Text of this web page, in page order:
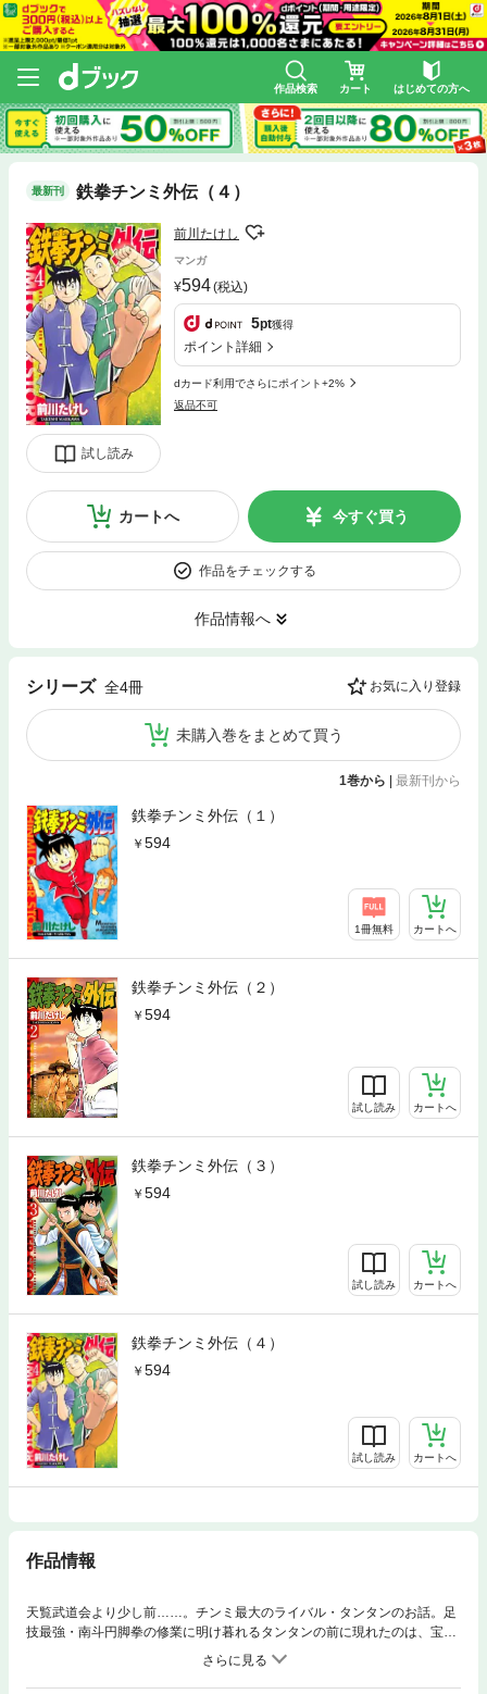
作品検索 カート はじめての方へ
最新刊 鉄拳チンミ外伝（４）
試し読み
前川たけし
マンガ
594(税込)
5pt獲得
ポイント詳細
dカード利用でさらにポイント+2%
返品不可
カートへ 今すぐ買う
作品をチェックする
作品情報へ
シリーズ 全4冊 お気に入り登録
未購入巻をまとめて買う
1巻から 最新刊から
鉄拳チンミ外伝（１）
594
1冊無料 カートへ
鉄拳チンミ外伝（２）
594
試し読み カートへ
鉄拳チンミ外伝（３）
594
試し読み カートへ
鉄拳チンミ外伝（４）
594
試し読み カートへ
作品情報
天覧武道会より少し前……。チンミ最大のライバル・タンタンのお話。足
技最強・南斗円脚拳の修業に明け暮れるタンタンの前に現れたのは、宝石
泥棒を生業とする美女・コウシュ。追われる彼女を助けたことから、タン
タンは宝石商の一味と事を構えることに……!?